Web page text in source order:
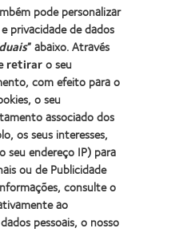
pode personalizar
privacidade de dados
” abaixo. Através
retiraro seu
com efeito para o
o seu
associado dos
os seus interesses,
seu endereço IP) para
ou de Publicidade
consulte o
ao
pessoais, o nosso